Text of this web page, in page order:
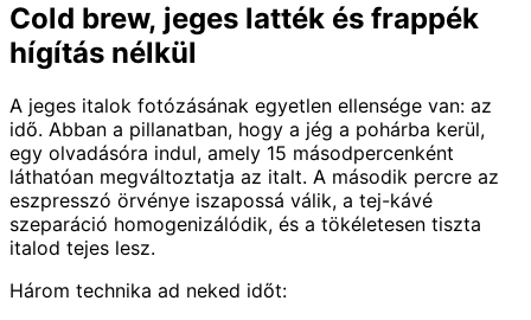
Cold brew, jeges latték és frappék
hígítás nélkül
A jeges italok fotózásának egyetlen ellensége van: az
idő. Abban a pillanatban, hogy a jég a pohárba kerül,
egy olvadásóra indul, amely 15 másodpercenként
láthatóan megváltoztatja az italt. A második percre az
eszpresszó örvénye iszapossá válik, a tej-kávé
szeparáció homogenizálódik, és a tökéletesen tiszta
italod tejes lesz.
Három technika ad neked időt: